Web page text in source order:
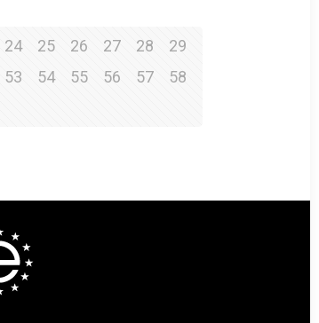
24 25 26 27 28
29
53 54 55 56 57
58